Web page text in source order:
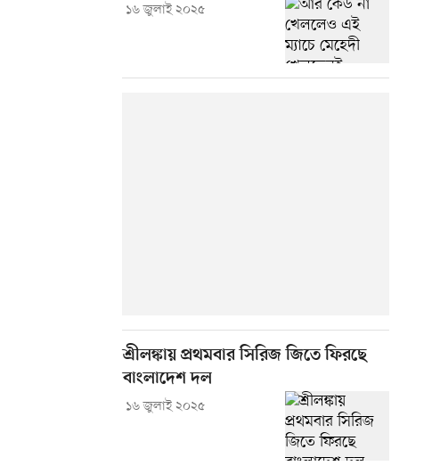
১৬ জুলাই ২০২৫
শ্রীলঙ্কায় প্রথমবার সিরিজ জিতে ফিরছে
বাংলাদেশ দল
১৬ জুলাই ২০২৫